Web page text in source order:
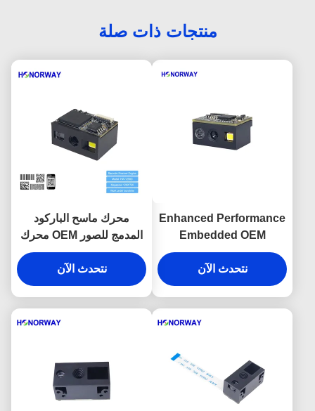
منتجات ذات صلة
Enhanced Performance
Embedded OEM
Reflective Surfaces
Readable 2D Barcode
Scanner Engine For
نتحدث الآن
محرك ماسح الباركود
المدمج للصور OEM محرك
ماسح الباركود QR محرك
مكافحة الانعكاس
نتحدث الآن